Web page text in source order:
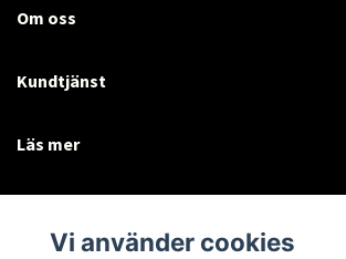
Om oss
Kundtjänst
Läs mer
Vi använder cookies